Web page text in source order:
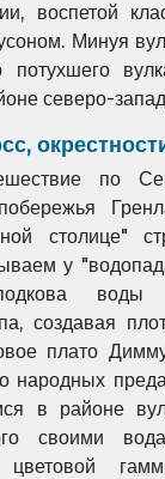
воспетой
Минуя
потухшего
северо-
по
столице"
у
воды
создавая
плато
народных
в районе
своими
цветовой